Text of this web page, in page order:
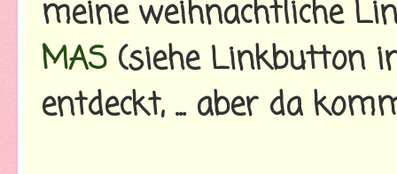
meine weihnachtliche
MAS (siehe Linkbutton
entdeckt, ... aber da